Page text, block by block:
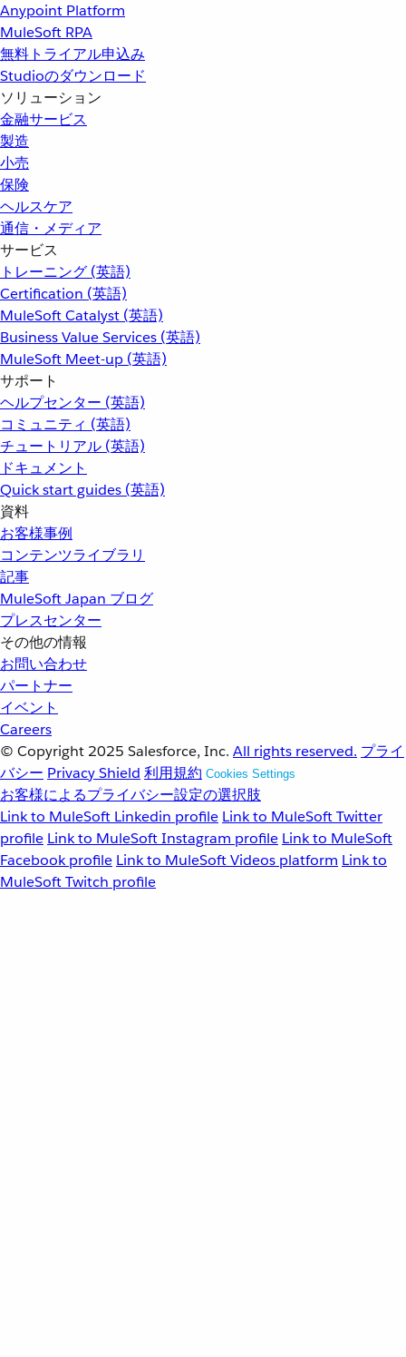
Anypoint Platform
MuleSoft RPA
無料トライアル申込み
Studioのダウンロード
ソリューション
金融サービス
製造
小売
保険
ヘルスケア
通信・メディア
サービス
トレーニング (英語)
Certification (英語)
MuleSoft Catalyst (英語)
Business Value Services (英語)
MuleSoft Meet-up (英語)
サポート
ヘルプセンター (英語)
コミュニティ (英語)
チュートリアル (英語)
ドキュメント
Quick start guides (英語)
資料
お客様事例
コンテンツライブラリ
記事
MuleSoft Japan ブログ
プレスセンター
その他の情報
お問い合わせ
パートナー
イベント
Careers
© Copyright 2025 Salesforce, Inc. All rights reserved. プライ
バシー Privacy Shield 利用規約 Cookies Settings
お客様によるプライバシー設定の選択肢
Link to MuleSoft Linkedin profile Link to MuleSoft Twitter
profile Link to MuleSoft Instagram profile Link to MuleSoft
Facebook profile Link to MuleSoft Videos platform Link to
MuleSoft Twitch profile